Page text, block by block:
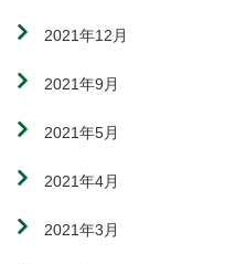
2021年12月
2021年9月
2021年5月
2021年4月
2021年3月